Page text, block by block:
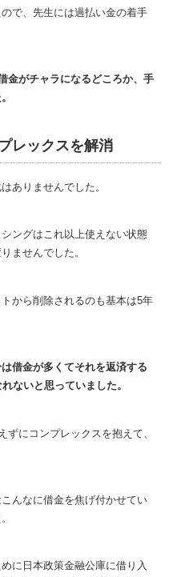
で、先生には過払い金の着手
金がチャラになるどころか、手
レックスを解消
ありませんでした。
ングはこれ以上使えない状態
ませんでした。
から削除されるのも基本は5年
借金が多くてそれを返済する
ないと思っていました。
ずにコンプレックスを抱えて、
んなに借金を焦げ付かせてい
に日本政策金融公庫に借り入